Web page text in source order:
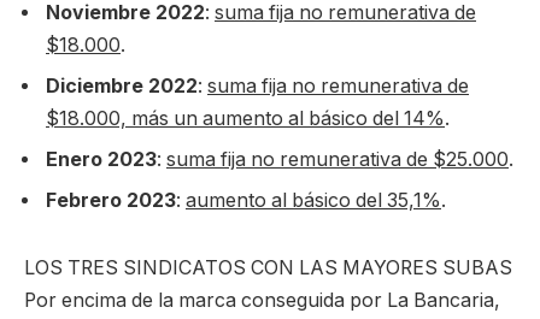
Noviembre 2022: suma fija no remunerativa de
$18.000.
Diciembre 2022: suma fija no remunerativa de
$18.000, más un aumento al básico del 14%.
Enero 2023: suma fija no remunerativa de $25.000.
Febrero 2023: aumento al básico del 35,1%.
LOS TRES SINDICATOS CON LAS MAYORES SUBAS
Por encima de la marca conseguida por La Bancaria,